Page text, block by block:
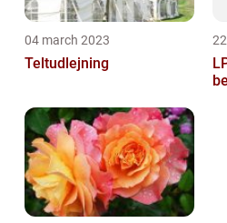
04 march 2023
Teltudlejning